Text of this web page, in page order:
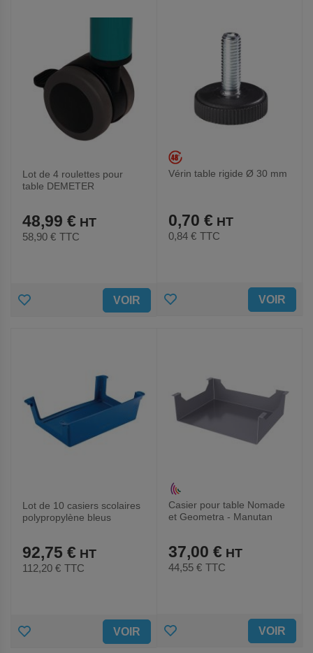
Lot de 4 roulettes pour
table DEMETER
48,99 €
58,90 € TTC
AJOUTER VOIR
Vérin table rigide Ø 30 mm
0,70 €
0,84 € TTC
AJOUTER VOIR
Lot de 10 casiers scolaires
polypropylène bleus
92,75 €
112,20 € TTC
AJOUTER VOIR
Casier pour table Nomade
et Geometra - Manutan
37,00 €
44,55 € TTC
AJOUTER VOIR